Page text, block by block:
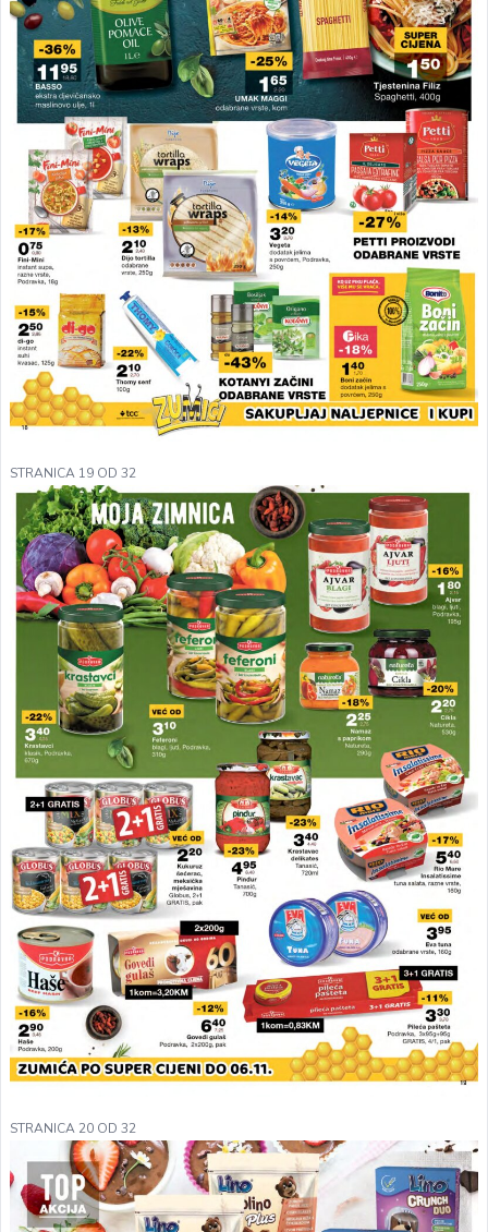
STRANICA 19 OD 32
STRANICA 20 OD 32